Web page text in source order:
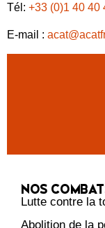
Tél: +33 (0)1 40 40
E-mail :
NOS
Lutte contre la
Abolition de la